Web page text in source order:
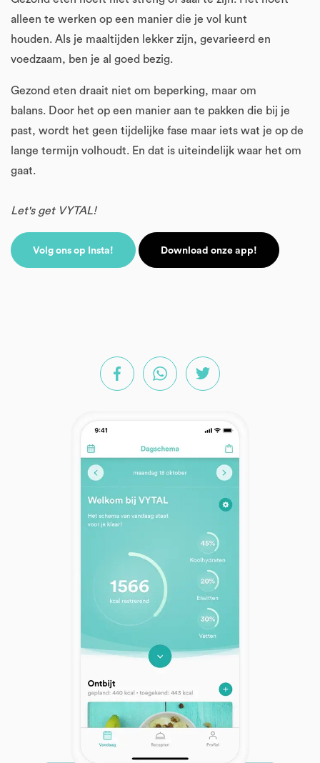
alleen te werken op een manier die je vol kunt
houden. Als je maaltijden lekker zijn, gevarieerd en
voedzaam, ben je al goed bezig.
Gezond eten draait niet om beperking, maar om
balans. Door het op een manier aan te pakken die bij je
past, wordt het geen tijdelijke fase maar iets wat je op de
lange termijn volhoudt. En dat is uiteindelijk waar het om
gaat.
Let's get VYTAL!
Volg ons op Insta! Download onze app!